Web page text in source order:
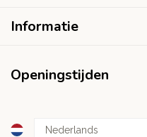
Informatie
Openingstijden